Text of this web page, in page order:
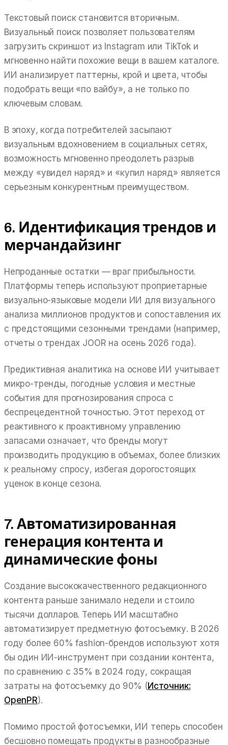
Текстовый поиск становится вторичным.
Визуальный поиск позволяет пользователям
загрузить скриншот из Instagram или TikTok и
мгновенно найти похожие вещи в вашем каталоге.
ИИ анализирует паттерны, крой и цвета, чтобы
подобрать вещи «по вайбу», а не только по
ключевым словам.
В эпоху, когда потребителей засыпают
визуальным вдохновением в социальных сетях,
возможность мгновенно преодолеть разрыв
между «увидел наряд» и «купил наряд» является
серьезным конкурентным преимуществом.
6. Идентификация трендов и
мерчандайзинг
Непроданные остатки — враг прибыльности.
Платформы теперь используют проприетарные
визуально-языковые модели ИИ для визуального
анализа миллионов продуктов и сопоставления их
с предстоящими сезонными трендами (например,
отчеты о трендах JOOR на осень 2026 года).
Предиктивная аналитика на основе ИИ учитывает
микро-тренды, погодные условия и местные
события для прогнозирования спроса с
беспрецедентной точностью. Этот переход от
реактивного к проактивному управлению
запасами означает, что бренды могут
производить продукцию в объемах, более близких
к реальному спросу, избегая дорогостоящих
уценок в конце сезона.
7. Автоматизированная
генерация контента и
динамические фоны
Создание высококачественного редакционного
контента раньше занимало недели и стоило
тысячи долларов. Теперь ИИ масштабно
автоматизирует предметную фотосъемку. В 2026
году более 60% fashion-брендов используют хотя
бы один ИИ-инструмент при создании контента,
по сравнению с 35% в 2024 году, сокращая
затраты на фотосъемку до 90% (Источник:
OpenPR).
Помимо простой фотосъемки, ИИ теперь способен
бесшовно помещать продукты в разнообразные